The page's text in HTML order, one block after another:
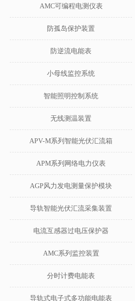
AMC可编程电测仪表
防孤岛保护装置
防逆流电能表
小母线监控系统
智能照明控制系统
无线测温装置
APV-M系列智能光伏汇流箱
APM系列网络电力仪表
AGP风力发电测量保护模块
导轨智能光伏汇流采集装置
电流互感器过电压保护器
AMC系列监控装置
分时计费电能表
导轨式电子式多功能电能表